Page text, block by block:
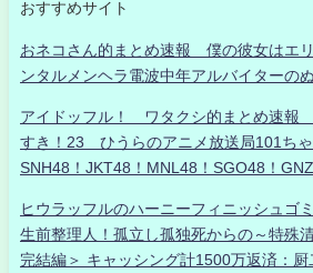
おすすめサイト
おネコさん的まとめ速報 僕の彼女はエ
ンタルメンヘラ電波中年アルバイターの
アイドッフル！ ワタクシ的まとめ速報
すき！23 ひうらのアニメ放送局101ち
SNH48！JKT48！MNL48！SGO48！
ヒウラッフルのハーニーフィニッシュゴ
生前整理人！孤立し孤独死からの～特殊
完結編＞ キャッシング計1500万返済：厨